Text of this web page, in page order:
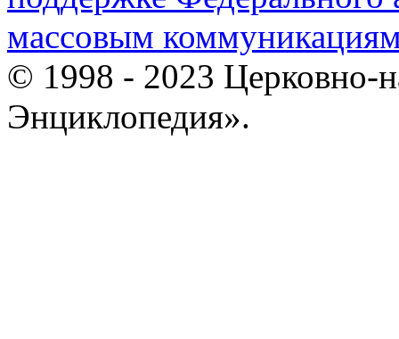
массовым
© 1998 - 2023 Церковно-
Энциклопедия».